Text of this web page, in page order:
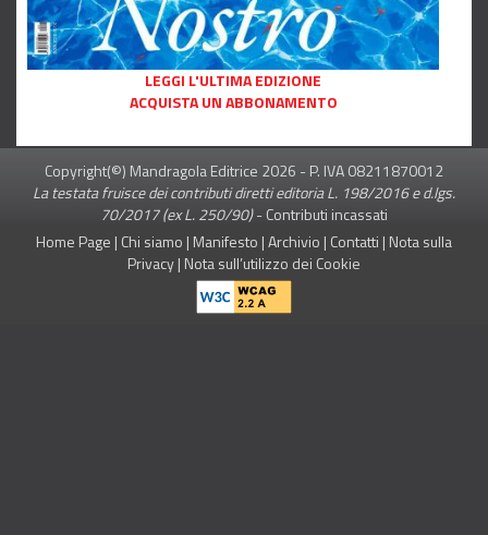
LEGGI L'ULTIMA EDIZIONE
ACQUISTA UN ABBONAMENTO
Copyright(©) Mandragola Editrice 2026 - P. IVA 08211870012
La testata fruisce dei contributi diretti editoria L. 198/2016 e d.lgs.
70/2017 (ex L. 250/90)-Contributi incassati
Home Page | Chi siamo | Manifesto |Archivio | Contatti | Nota sulla
Privacy| Nota sull’utilizzo dei Cookie